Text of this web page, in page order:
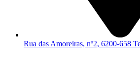
Rua das Amoreiras, nº2, 6200-658